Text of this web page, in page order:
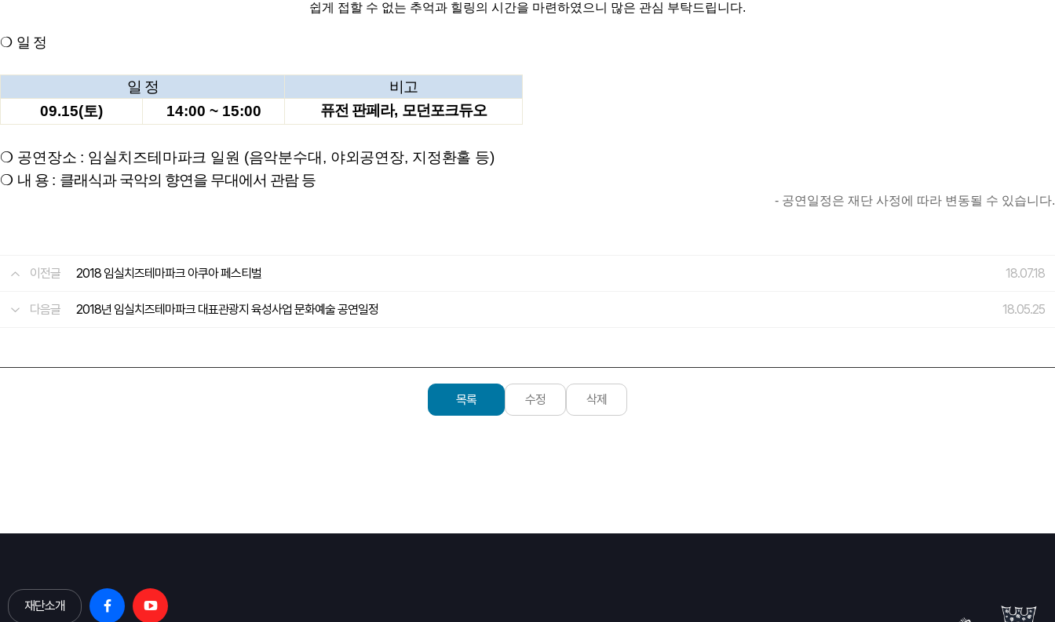
쉽게 접할 수 없는 추억과 힐링의 시간을 마련하였으니 많은 관심 부탁드립니다.
❍ 일 정
일 정
비고
09.15(토) 14:00 ~ 15:00 퓨전 판페라, 모던포크듀오
❍ 공연장소 : 임실치즈테마파크 일원 (음악분수대 , 야외공연장, 지정환홀 등)
❍ 내 용 : 클래식과 국악의 향연을 무대에서 관람 등
- 공연일정은 재단 사정에 따라 변동될 수 있습니다.
이전글 2018 임실치즈테마파크 아쿠아 페스티벌 18.07.18
다음글 2018년 임실치즈테마파크 대표관광지 육성사업 문화예술 공연일정 18.05.25
목록 수정 삭제
재단소개